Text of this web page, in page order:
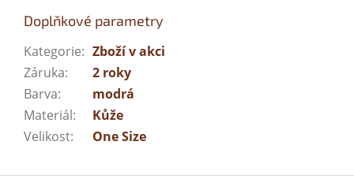
Doplňkové parametry
Kategorie: Zboží v akci
Záruka:
2 roky
Barva:
modrá
Materiál:
Kůže
Velikost: One Size